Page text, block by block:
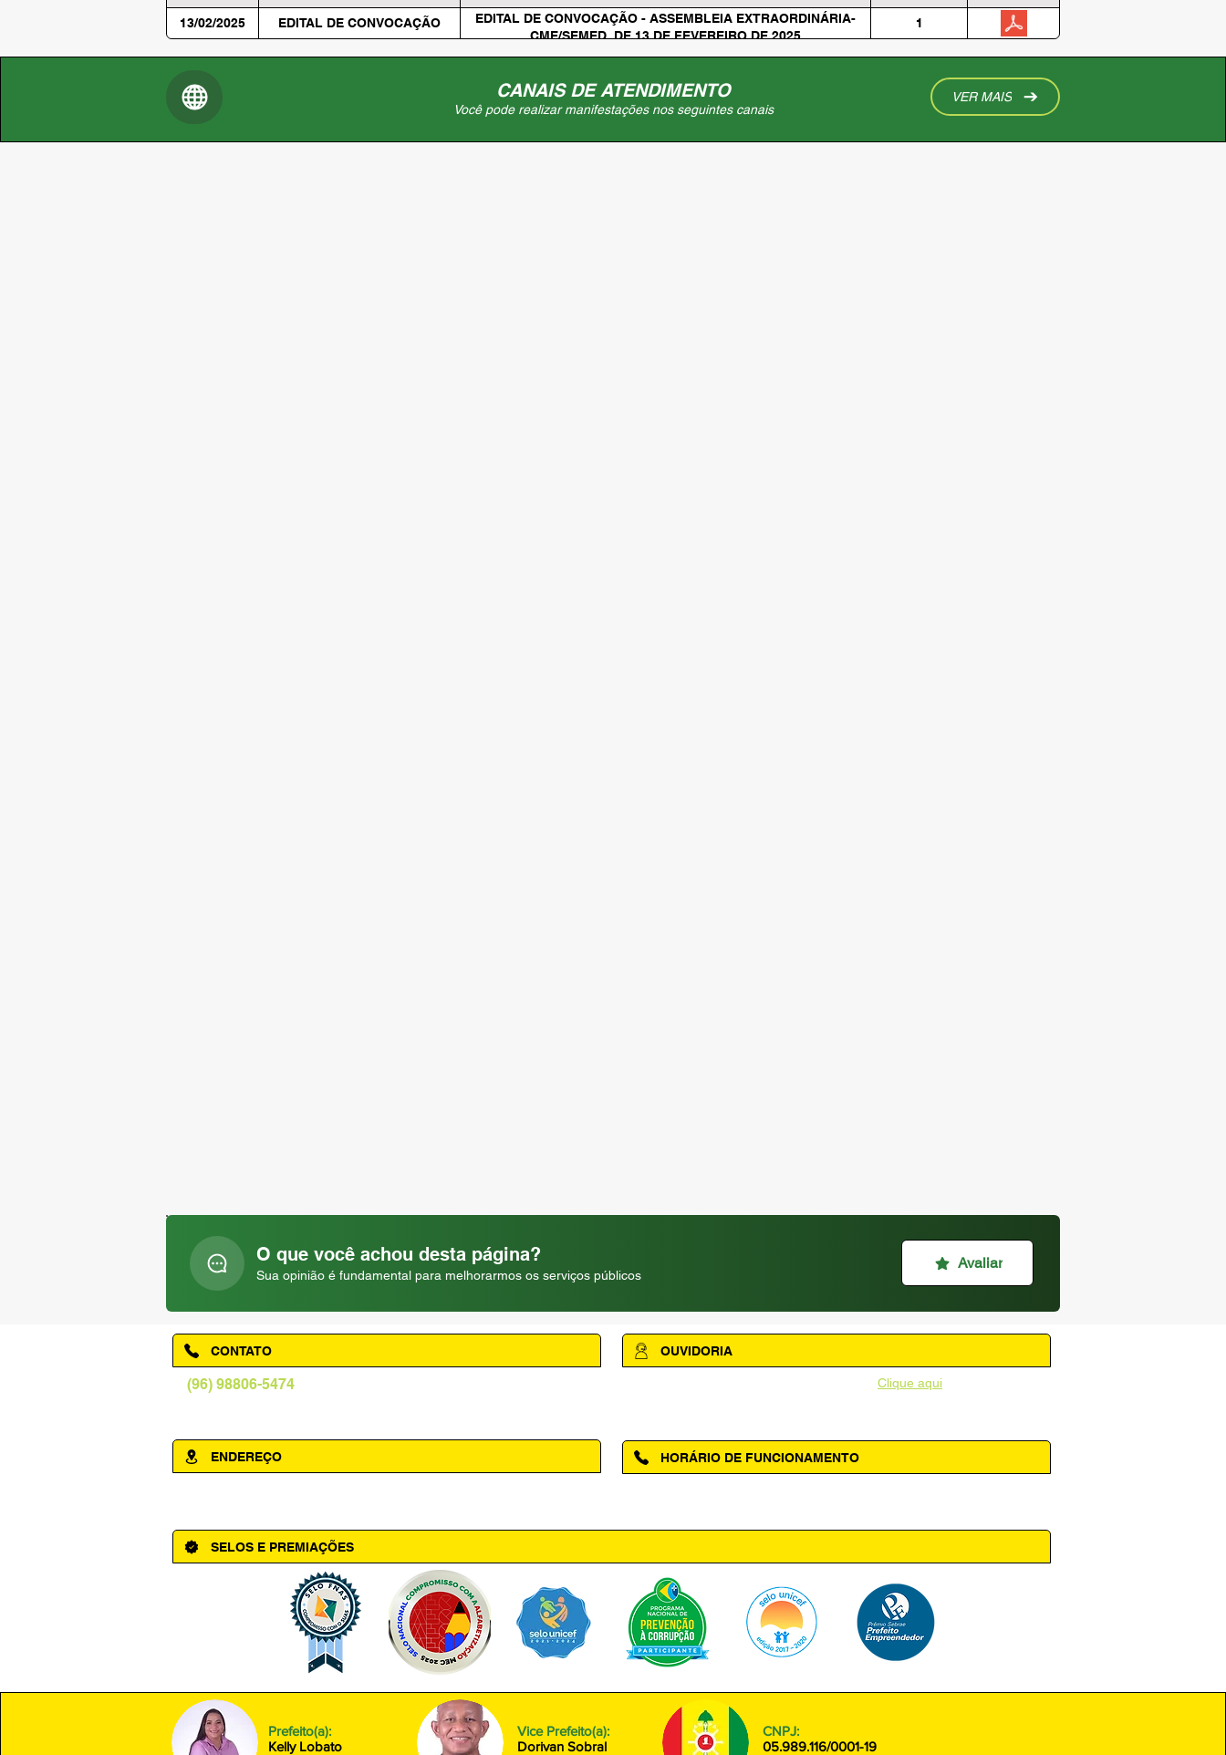
13/02/2025 EDITAL DE CONVOCAÇÃO
EDITAL DE CONVOCAÇÃO - ASSEMBLEIA EXTRAORDINÁRIA-
CME/SEMED, DE 13 DE FEVEREIRO DE 2025
1
CANAIS DE ATENDIMENTO
Você pode realizar manifestações nos seguintes canais
VER MAIS
O que você achou desta página?
Sua opinião é fundamental para melhorarmos os serviços públicos
Avaliar
(96) 98806-5474
CONTATO
ENDEREÇO
Clique aqui
OUVIDORIA
HORÁRIO DE FUNCIONAMENTO
SELOS E PREMIAÇÕES
Prefeito(a):
Kelly Lobato
Vice Prefeito(a):
Dorivan Sobral
CNPJ:
05.989.116/0001-19